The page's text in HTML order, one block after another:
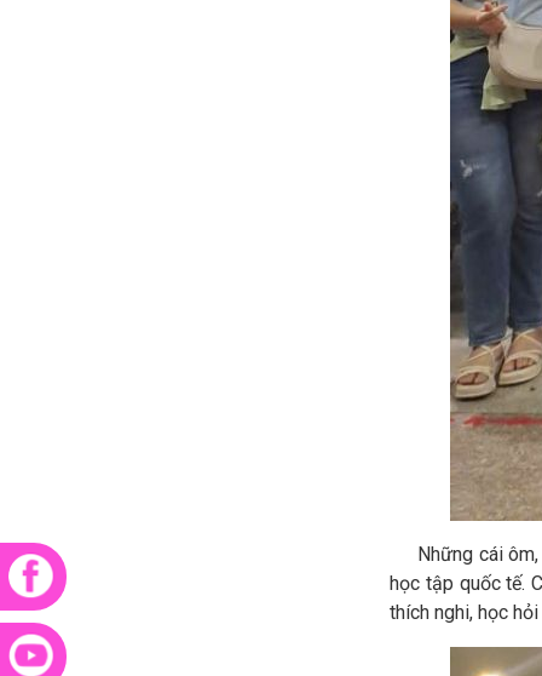
Những cái ôm,
học tập quốc tế.
thích nghi, học